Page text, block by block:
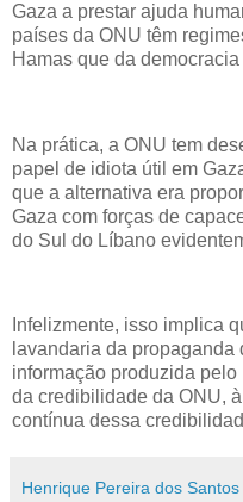
Gaza a prestar ajuda
países da ONU têm
Hamas que da
Na prática, a ONU tem
papel de idiota útil em
que a alternativa era
Gaza com forças de
do Sul do Líbano
Infelizmente, isso implica
lavandaria da
informação produzida
da credibilidade da ONU,
contínua dessa
Henrique Pereira dos Santos